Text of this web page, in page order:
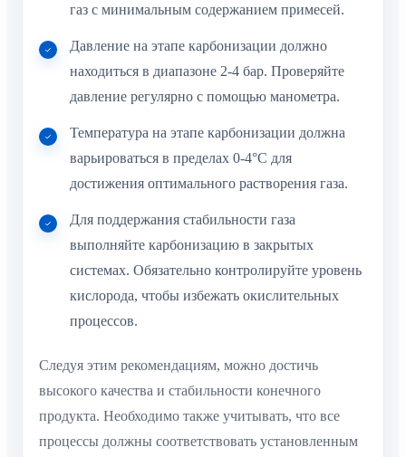
газ с минимальным содержанием примесей.
Давление на этапе карбонизации должно
находиться в диапазоне 2-4 бар. Проверяйте
давление регулярно с помощью манометра.
Температура на этапе карбонизации должна
варьироваться в пределах 0-4°C для
достижения оптимального растворения газа.
Для поддержания стабильности газа
выполняйте карбонизацию в закрытых
системах. Обязательно контролируйте уровень
кислорода, чтобы избежать окислительных
процессов.
Следуя этим рекомендациям, можно достичь
высокого качества и стабильности конечного
продукта. Необходимо также учитывать, что все
процессы должны соответствовать установленным